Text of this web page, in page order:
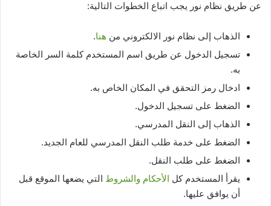
عن طريق نظام نور يجب اتباع الخطوات التالية:
الذهاب إلى نظام نور الالكتروني من هنا.
تسجيل الدخول عن طريق اسم المستخدم كلمة السر الخاصة
به.
ادخال رمز التحقق في المكان الخاص به.
الضغط على تسجيل الدخول.
الذهاب إلى النقل المدرسي.
الضغط على خدمة طلب النقل المدرسي للعام الجديد.
الضغط على طلب النقل.
يقرأ المستخدم كل الأحكام والشروط التي يضعها الموقع قبل
أن يوافق عليها.